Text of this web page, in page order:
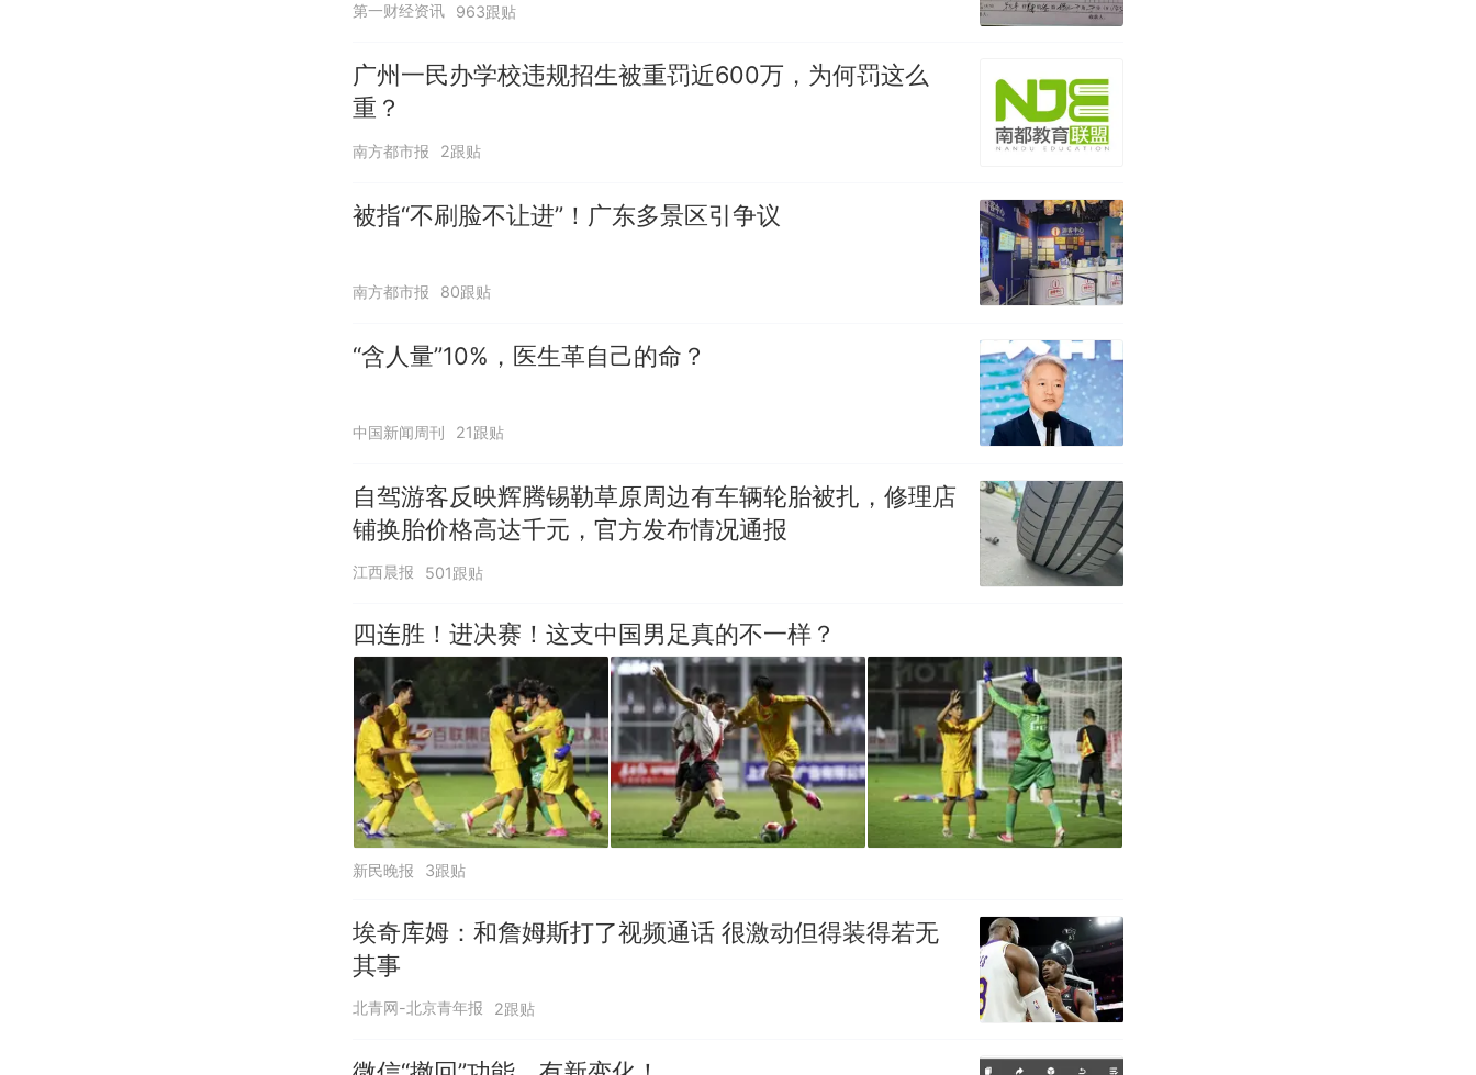
第一财经资讯 963跟贴
广州一民办学校违规招生被重罚近600万，为何罚这么
重？
南方都市报 2跟贴
被指“不刷脸不让进”！广东多景区引争议
南方都市报 80跟贴
“含人量”10%，医生革自己的命？
中国新闻周刊 21跟贴
自驾游客反映辉腾锡勒草原周边有车辆轮胎被扎，修理店
铺换胎价格高达千元，官方发布情况通报
江西晨报 501跟贴
四连胜！进决赛！这支中国男足真的不一样？
新民晚报 3跟贴
埃奇库姆：和詹姆斯打了视频通话 很激动但得装得若无
其事
北青网-北京青年报 2跟贴